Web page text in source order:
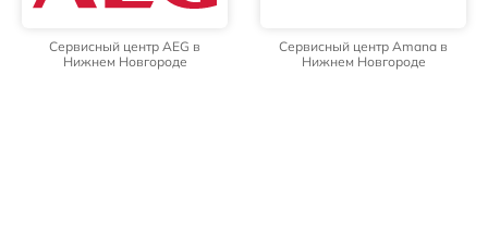
Сервисный центр AEG в
Нижнем Новгороде
Сервисный центр Amana в
Нижнем Новгороде